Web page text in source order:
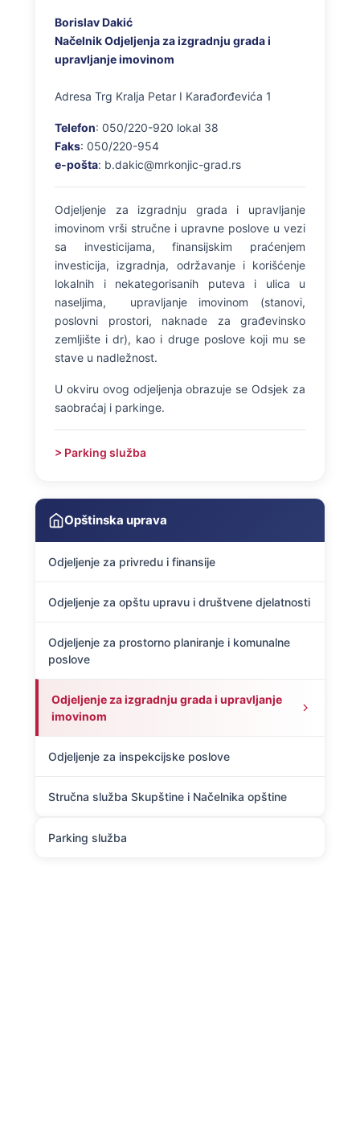
Borislav Dakić
Načelnik Odjeljenja za izgradnju grada i
upravljanje imovinom
Adresa Trg Kralja Petar I Karađorđevića 1
Telefon: 050/220-920 lokal 38
Faks: 050/220-954
e-pošta: b.dakic@mrkonjic-grad.rs
Odjeljenje za izgradnju grada i upravljanje
imovinom vrši stručne i upravne poslove u vezi
sa investicijama, finansijskim praćenjem
investicija, izgradnja, održavanje i korišćenje
lokalnih i nekategorisanih puteva i ulica u
naseljima, upravljanje imovinom (stanovi,
poslovni prostori, naknade za građevinsko
zemljište i dr), kao i druge poslove koji mu se
stave u nadležnost.
U okviru ovog odjeljenja obrazuje se Odsjek za
saobraćaj i parkinge.
> Parking služba
Opštinska uprava
Odjeljenje za privredu i finansije
Odjeljenje za opštu upravu i društvene djelatnosti
Odjeljenje za prostorno planiranje i komunalne
poslove
Odjeljenje za izgradnju grada i upravljanje
imovinom
Odjeljenje za inspekcijske poslove
Stručna služba Skupštine i Načelnika opštine
Parking služba